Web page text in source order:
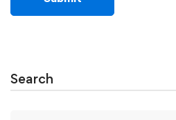
Search